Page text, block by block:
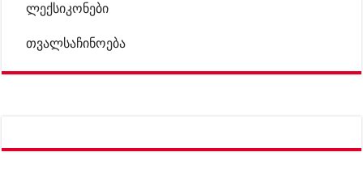
ლექსიკონები
თვალსაჩინოება